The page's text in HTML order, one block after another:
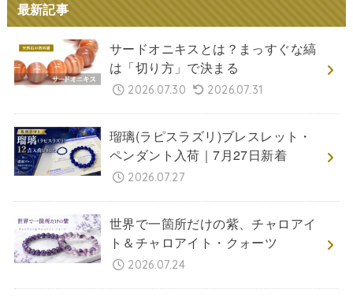
最新記事
サードオニキスとは？まっすぐな縞
は「切り方」で決まる
2026.07.30 2026.07.31
瑠璃(ラピスラズリ)ブレスレット・
ペンダント入荷｜7月27日新着
2026.07.27
世界で一箇所だけの紫、チャロアイ
ト＆チャロアイト・クォーツ
2026.07.24